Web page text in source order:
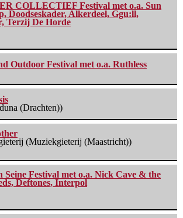
COLLECTIEF Festival met o.a. Sun
Doodseskader, Alkerdeel, Ggu:ll,
Terzij De Horde
Outdoor Festival met o.a. Ruthless
(Drachten))
(Muziekgieterij (Maastricht))
Seine Festival met o.a. Nick Cave & the
Deftones, Interpol